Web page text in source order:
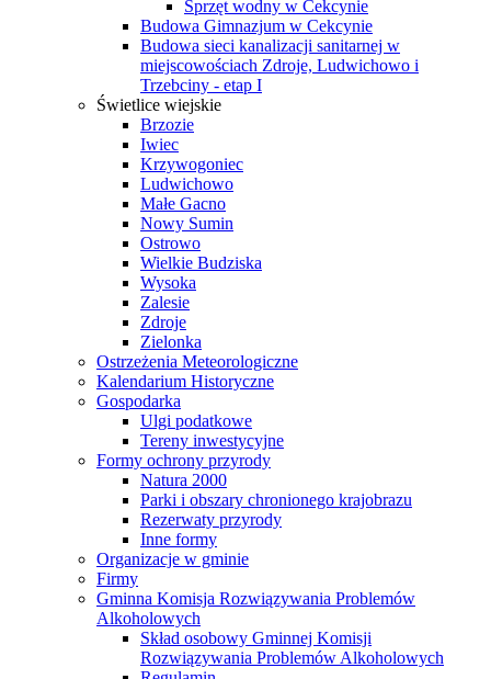
Sprzęt wodny w Cekcynie
Budowa Gimnazjum w Cekcynie
Budowa sieci kanalizacji sanitarnej w
miejscowościach Zdroje, Ludwichowo i
Trzebciny - etap I
Świetlice wiejskie
Brzozie
Iwiec
Krzywogoniec
Ludwichowo
Małe Gacno
Nowy Sumin
Ostrowo
Wielkie Budziska
Wysoka
Zalesie
Zdroje
Zielonka
Ostrzeżenia Meteorologiczne
Kalendarium Historyczne
Gospodarka
Ulgi podatkowe
Tereny inwestycyjne
Formy ochrony przyrody
Natura 2000
Parki i obszary chronionego krajobrazu
Rezerwaty przyrody
Inne formy
Organizacje w gminie
Firmy
Gminna Komisja Rozwiązywania Problemów
Alkoholowych
Skład osobowy Gminnej Komisji
Rozwiązywania Problemów Alkoholowych